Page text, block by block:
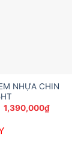
NHỰA CHIN
Giá
gốc
2,200,000₫.
1,390,000₫Giá
hiện